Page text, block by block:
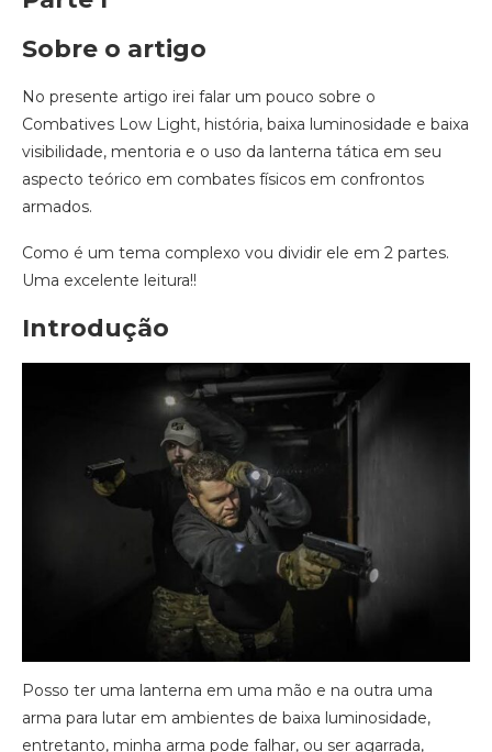
Sobre o artigo
No presente artigo irei falar um pouco sobre o
Combatives Low Light, história, baixa luminosidade e baixa
visibilidade, mentoria e o uso da lanterna tática em seu
aspecto teórico em combates físicos em confrontos
armados.
Como é um tema complexo vou dividir ele em 2 partes.
Uma excelente leitura!!
Introdução
Posso ter uma lanterna em uma mão e na outra uma
arma para lutar em ambientes de baixa luminosidade,
entretanto, minha arma pode falhar, ou ser agarrada,